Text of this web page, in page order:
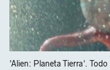
'Alien: Planeta Tierra'. Todo